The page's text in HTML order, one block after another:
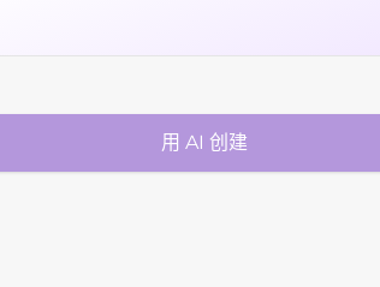
用 AI 创建